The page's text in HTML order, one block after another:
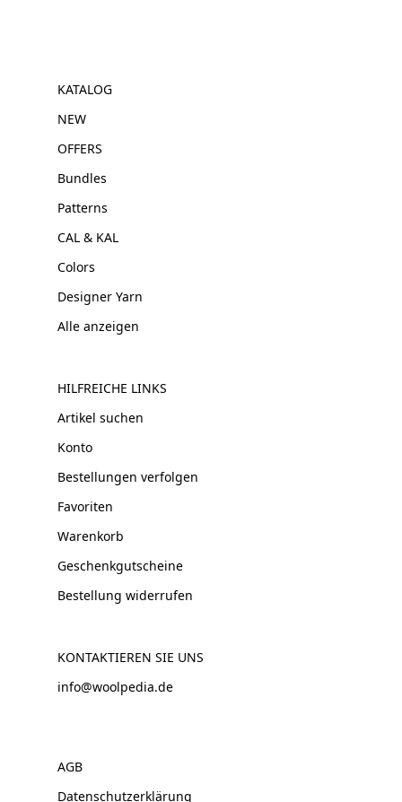
KATALOG
NEW
OFFERS
Bundles
Patterns
CAL & KAL
Colors
Designer Yarn
Alle anzeigen
HILFREICHE LINKS
Artikel suchen
Konto
Bestellungen verfolgen
Favoriten
Warenkorb
Geschenkgutscheine
Bestellung widerrufen
KONTAKTIEREN SIE UNS
info@woolpedia.de
AGB
Datenschutzerklärung